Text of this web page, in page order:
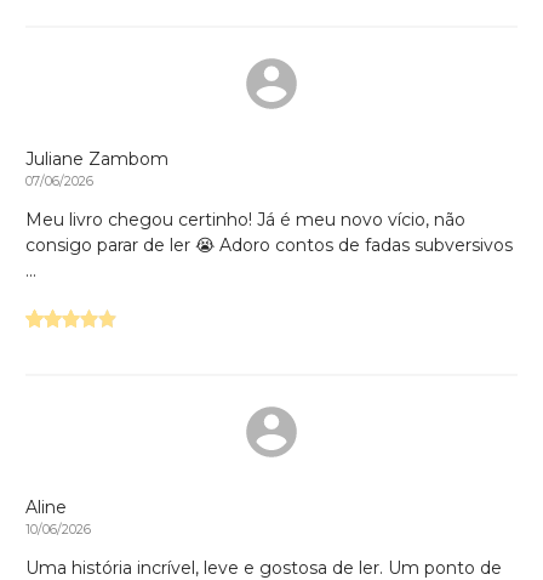
Juliane Zambom
07/06/2026
Meu livro chegou certinho! Já é meu novo vício, não
consigo parar de ler 😭 Adoro contos de fadas subversivos
...
Aline
10/06/2026
Uma história incrível, leve e gostosa de ler. Um ponto de